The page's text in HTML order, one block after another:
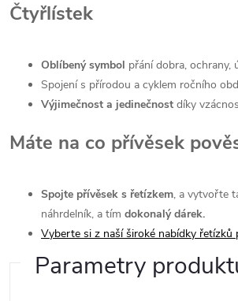
Čtyřlístek
Oblíbený symbol přání dobra, ochrany,
Spojení s přírodou a cyklem ročního
Výjimečnost a jedinečnost díky
Máte na co přívěsek
Spojte přívěsek s řetízkem, a vytvořte
náhrdelník, a tím dokonalý dárek.
Vyberte si z naší široké nabídky řetízků
Parametry